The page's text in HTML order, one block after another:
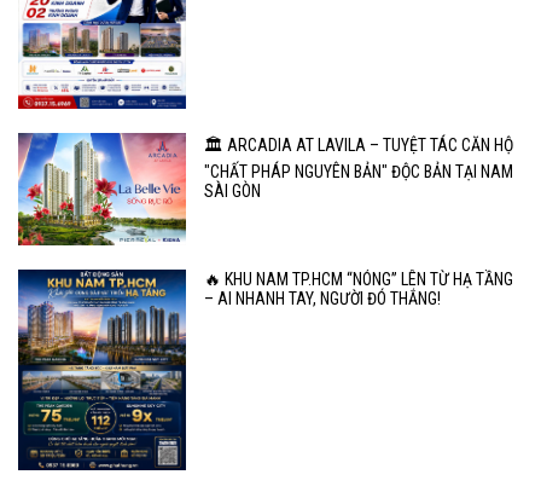
🏛️ ARCADIA AT LAVILA – TUYỆT TÁC CĂN HỘ
"CHẤT PHÁP NGUYÊN BẢN" ĐỘC BẢN TẠI NAM
SÀI GÒN
🔥 KHU NAM TP.HCM “NÓNG” LÊN TỪ HẠ TẦNG
– AI NHANH TAY, NGƯỜI ĐÓ THẮNG!